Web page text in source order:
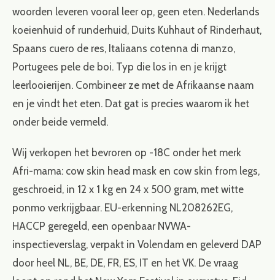
woorden leveren vooral leer op, geen eten. Nederlands
koeienhuid of runderhuid, Duits Kuhhaut of Rinderhaut,
Spaans cuero de res, Italiaans cotenna di manzo,
Portugees pele de boi. Typ die los in en je krijgt
leerlooierijen. Combineer ze met de Afrikaanse naam
en je vindt het eten. Dat gat is precies waarom ik het
onder beide vermeld.
Wij verkopen het bevroren op -18C onder het merk
Afri-mama: cow skin head mask en cow skin from legs,
geschroeid, in 12 x 1 kg en 24 x 500 gram, met witte
ponmo verkrijgbaar. EU-erkenning NL208262EG,
HACCP geregeld, een openbaar NVWA-
inspectieverslag, verpakt in Volendam en geleverd DAP
door heel NL, BE, DE, FR, ES, IT en het VK. De vraag